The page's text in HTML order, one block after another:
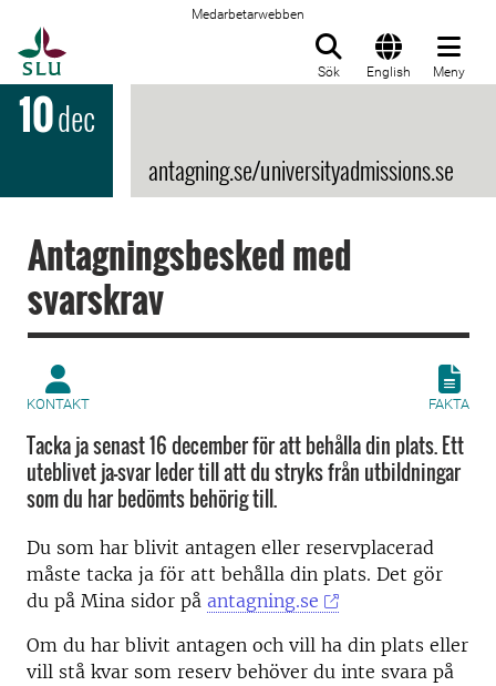
Medarbetarwebben
Sök English Meny
10dec
antagning.se/universityadmissions.se
Antagningsbesked med
svarskrav
KONTAKT FAKTA
Tacka ja senast 16 december för att behålla din plats. Ett
uteblivet ja-svar leder till att du stryks från utbildningar
som du har bedömts behörig till.
Du som har blivit antagen eller reservplacerad
måste tacka ja för att behålla din plats. Det gör
du på Mina sidor på antagning.se
Om du har blivit antagen och vill ha din plats eller
vill stå kvar som reserv behöver du inte svara på